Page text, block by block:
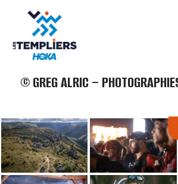
au
contenu
© GREG ALRIC –